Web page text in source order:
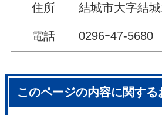
住所 結城市大字結城
電話 0296ｰ47-5680
このページの内容に関す